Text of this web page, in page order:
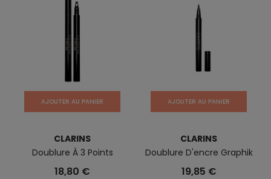
AJOUTER AU PANIER
CLARINS
Doublure À 3 Points
18,80 €
AJOUTER AU PANIER
CLARINS
Doublure D'encre Graphik
19,85 €